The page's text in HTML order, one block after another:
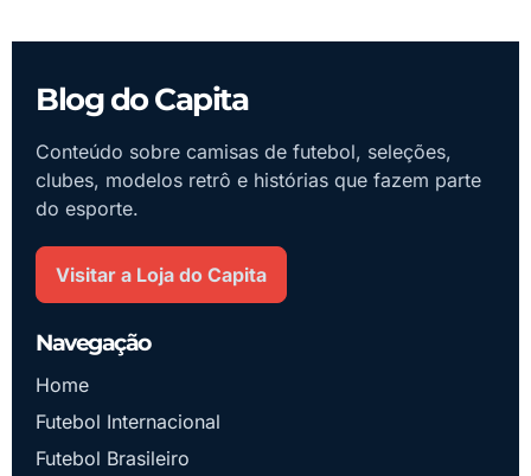
Blog do Capita
Conteúdo sobre camisas de futebol, seleções,
clubes, modelos retrô e histórias que fazem parte
do esporte.
Visitar a Loja do Capita
Navegação
Home
Futebol Internacional
Futebol Brasileiro